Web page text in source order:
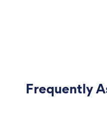
Frequently